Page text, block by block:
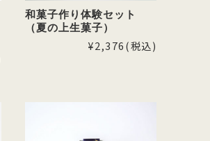
和菓子作り体験セット
（夏の上生菓子）
¥2,376(税込)